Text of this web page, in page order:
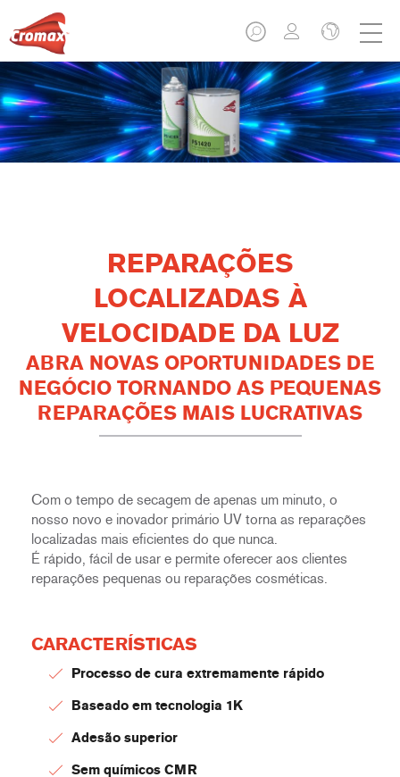
REPARAÇÕES
LOCALIZADAS À
VELOCIDADE DA LUZ
ABRA NOVAS OPORTUNIDADES DE
NEGÓCIO TORNANDO AS PEQUENAS
REPARAÇÕES MAIS LUCRATIVAS
Com o tempo de secagem de apenas um minuto, o
nosso novo e inovador primário UV torna as reparações
localizadas mais eficientes do que nunca.
É rápido, fácil de usar e permite oferecer aos clientes
reparações pequenas ou reparações cosméticas.
CARACTERÍSTICAS
Processo de cura extremamente rápido
Baseado em tecnologia 1K
Adesão superior
Sem químicos CMR